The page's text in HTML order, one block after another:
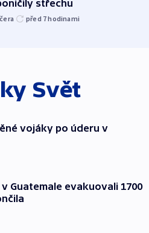
střechu
před 7hodinami
Svět
vojáky po úderu v
Guatemale evakuovali 1700